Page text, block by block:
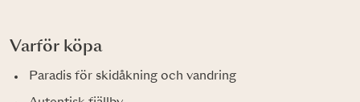
Varför köpa
Paradis för skidåkning och vandring